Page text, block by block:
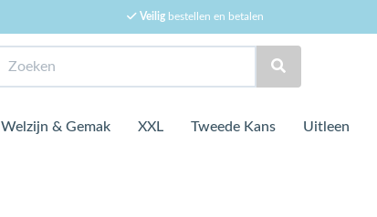
Veiligbestellen en betalen
Welzijn & Gemak XXL Tweede Kans Uitleen